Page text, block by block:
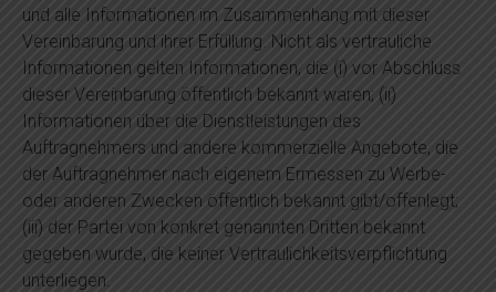
und alle Informationen im Zusammenhang mit dieser
Vereinbarung und ihrer Erfüllung. Nicht als vertrauliche
Informationen gelten Informationen, die (i) vor Abschluss
dieser Vereinbarung öffentlich bekannt waren; (ii)
Informationen über die Dienstleistungen des
Auftragnehmers und andere kommerzielle Angebote, die
der Auftragnehmer nach eigenem Ermessen zu Werbe-
oder anderen Zwecken öffentlich bekannt gibt/offenlegt;
(iii) der Partei von konkret genannten Dritten bekannt
gegeben wurde, die keiner Vertraulichkeitsverpflichtung
unterliegen.